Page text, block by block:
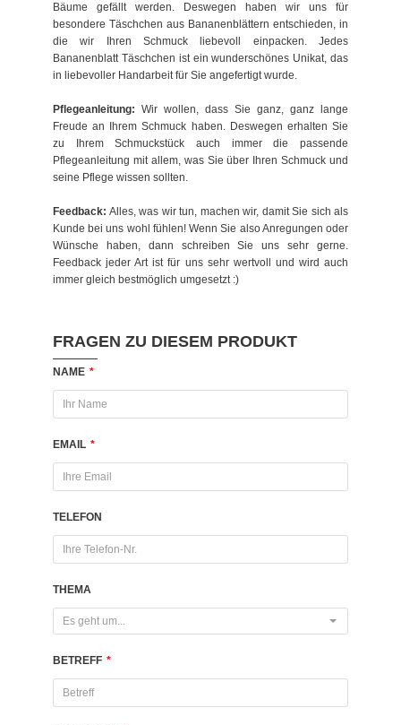
FRAGEN ZU DIESEM PRODUKT
NAME *
EMAIL *
TELEFON
THEMA
Es geht um...
BETREFF *
Bäume gefällt werden. Deswegen haben wir uns für
besondere Täschchen aus Bananenblättern entschieden, in
die wir Ihren Schmuck liebevoll einpacken. Jedes
Bananenblatt Täschchen ist ein wunderschönes Unikat, das
in liebevoller Handarbeit für Sie angefertigt wurde.
Pflegeanleitung: Wir wollen, dass Sie ganz, ganz lange
Freude an Ihrem Schmuck haben. Deswegen erhalten Sie
zu Ihrem Schmuckstück auch immer die passende
Pflegeanleitung mit allem, was Sie über Ihren Schmuck und
seine Pflege wissen sollten.
Feedback: Alles, was wir tun, machen wir, damit Sie sich als
Kunde bei uns wohl fühlen! Wenn Sie also Anregungen oder
Wünsche haben, dann schreiben Sie uns sehr gerne.
Feedback jeder Art ist für uns sehr wertvoll und wird auch
immer gleich bestmöglich umgesetzt :)